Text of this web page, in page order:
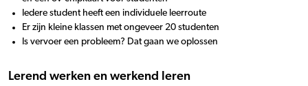
Iedere student heeft een individuele leerroute
Er zijn kleine klassen met ongeveer 20 studenten
Is vervoer een probleem? Dat gaan we oplossen
Lerend werken en werkend leren